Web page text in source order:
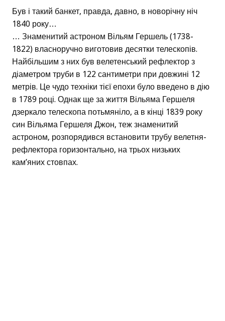
Був і такий банкет, правда, давно, в новорічну ніч
1840 року…
… Знаменитий астроном Вільям Гершель (1738-
1822) власноручно виготовив десятки телескопів.
Найбільшим з них був велетенський рефлектор з
діаметром труби в 122 сантиметри при довжині 12
метрів. Це чудо техніки тієї епохи було введено в дію
в 1789 році. Однак ще за життя Вільяма Гершеля
дзеркало телескопа потьмяніло, а в кінці 1839 року
син Вільяма Гершеля Джон, теж знаменитий
астроном, розпорядився встановити трубу велетня-
рефлектора горизонтально, на трьох низьких
кам’яних стовпах.